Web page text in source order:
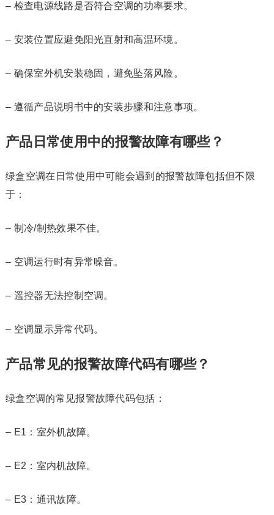
– 检查电源线路是否符合空调的功率要求。
– 安装位置应避免阳光直射和高温环境。
– 确保室外机安装稳固，避免坠落风险。
– 遵循产品说明书中的安装步骤和注意事项。
产品日常使用中的报警故障有哪些？
绿盒空调在日常使用中可能会遇到的报警故障包括但不限
于：
– 制冷/制热效果不佳。
– 空调运行时有异常噪音。
– 遥控器无法控制空调。
– 空调显示异常代码。
产品常见的报警故障代码有哪些？
绿盒空调的常见报警故障代码包括：
– E1：室外机故障。
– E2：室内机故障。
– E3：通讯故障。